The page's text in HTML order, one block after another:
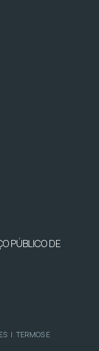
PÚBLICO DE
| TERMOS E